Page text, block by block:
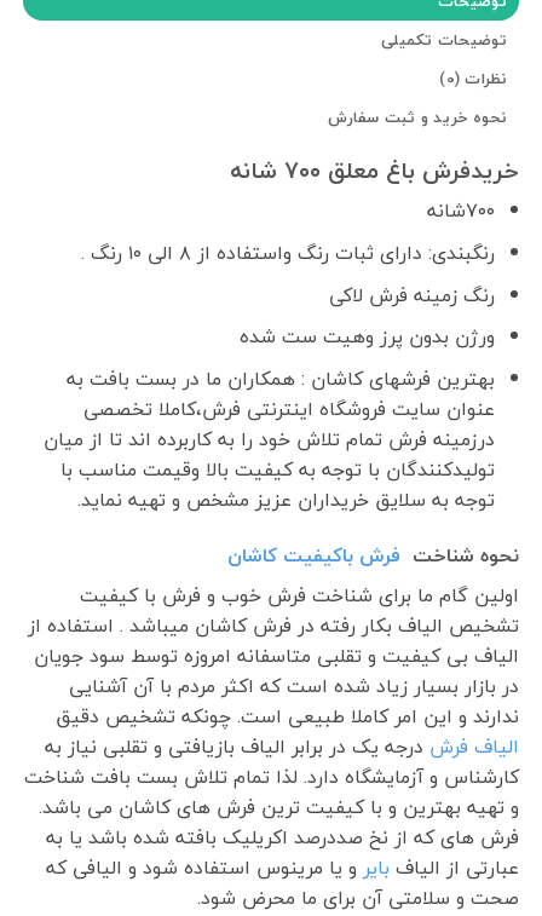
توضیحات تکمیلی
نظرات (0)
نحوه خرید و ثبت سفارش
خریدفرش باغ معلق ۷۰۰ شانه
۷۰۰شانه
رنگبندی: دارای ثبات رنگ واستفاده از ۸ الی ۱۰ رنگ .
رنگ زمینه فرش لاکی
ورژن بدون پرز وهیت ست شده
بهترین فرشهای کاشان : همکاران ما در بست بافت به
عنوان سایت فروشگاه اینترنتی فرش،کاملا تخصصی
درزمینه فرش تمام تلاش خود را به کاربرده اند تا از میان
تولیدکنندگان با توجه به کیفیت بالا وقیمت مناسب با
توجه به سلایق خریداران عزیز مشخص و تهیه نماید.
نحوه شناخت فرش باکیفیت کاشان
اولین گام ما برای شناخت فرش خوب و فرش با کیفیت
تشخیص الیاف بکار رفته در فرش کاشان میباشد . استفاده از
الیاف بی کیفیت و تقلبی متاسفانه امروزه توسط سود جویان
در بازار بسیار زیاد شده است که اکثر مردم با آن آشنایی
ندارند و این امر کاملا طبیعی است. چونکه تشخیص دقیق
الیاف فرش درجه یک در برابر الیاف بازیافتی و تقلبی نیاز به
کارشناس و آزمایشگاه دارد. لذا تمام تلاش بست بافت شناخت
و تهیه بهترین و با کیفیت ترین فرش های کاشان می باشد.
فرش های که از نخ صددرصد اکریلیک بافته شده باشد یا به
عبارتی از الیاف بایر و یا مرینوس استفاده شود و الیافی که
صحت و سلامتی آن برای ما محرض شود.